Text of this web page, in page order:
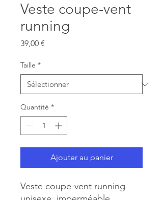
Veste coupe-vent
running
39,00 €
Taille *
Quantité *
Ajouter au panier
Veste coupe-vent running